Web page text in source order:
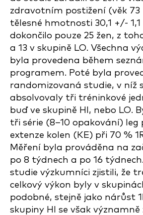
zdravotním postižení (věk 73
tělesné hmotnosti 30,1 +/-
dokončilo pouze 25 žen, z
a 13 v skupině LO. Všechna
byla provedena během
programem. Poté byla
randomizovaná studie, v níž
absolvovaly tři tréninkové
buď ve skupině HI, nebo LO.
tři série (8–10 opakování) leg
extenze kolen (KE) při 70 %
Měření byla prováděna na
po 8 týdnech a po 16
studie výzkumníci zjistili, že
celkový výkon byly v
podobné, stejně jako nárůst
skupiny HI se však významně